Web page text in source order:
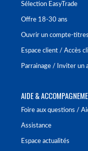
Sélection EasyTrade
Offre 18-30 ans
Ouvrir un compte-
Espace client / Accès
Parrainage / Inviter un
AIDE &
Foire aux questions /
Assistance
Espace actualités